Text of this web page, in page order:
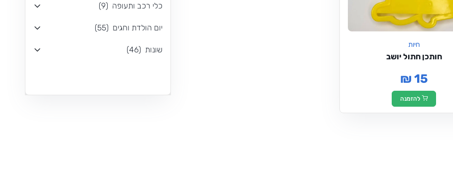
חיות
חותכן חתול יושב
₪ 15
להזמנה
כלי רכב ותעופה (
9
)
יום הולדת וחגים (
55
)
שונות (
46
)